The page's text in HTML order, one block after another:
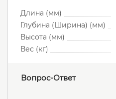
Длина (мм)
Глубина (Ширина) (мм)
Высота (мм)
Вес (кг)
Вопрос-Ответ